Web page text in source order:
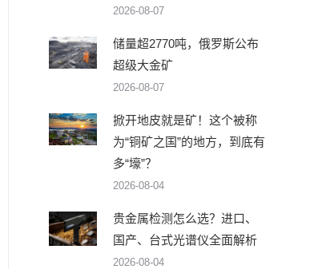
2026-08-07
储量超2770吨，俄罗斯公布
超级大金矿
2026-08-07
掀开地皮就是矿！这个被称
为“铜矿之国”的地方，到底有
多“壕”？
2026-08-04
贵金属检测怎么选？进口、
国产、台式光谱仪全面解析
2026-08-04